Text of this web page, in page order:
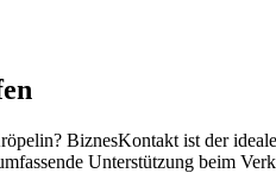
BiznesKontakt ist der
Unterstützung beim